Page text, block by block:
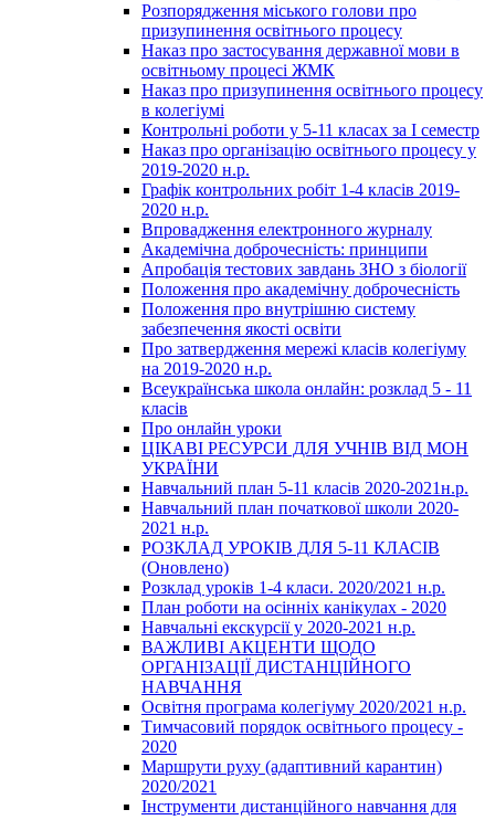
Розпорядження міського голови про
призупинення освітнього процесу
Наказ про застосування державної мови в
освітньому процесі ЖМК
Наказ про призупинення освітнього процесу
в колегіумі
Контрольні роботи у 5-11 класах за І семестр
Наказ про організацію освітнього процесу у
2019-2020 н.р.
Графік контрольних робіт 1-4 класів 2019-
2020 н.р.
Впровадження електронного журналу
Академічна доброчесність: принципи
Апробація тестових завдань ЗНО з біології
Положення про академічну доброчесність
Положення про внутрішню систему
забезпечення якості освіти
Про затвердження мережі класів колегіуму
на 2019-2020 н.р.
Всеукраїнська школа онлайн: розклад 5 - 11
класів
Про онлайн уроки
ЦІКАВІ РЕСУРСИ ДЛЯ УЧНІВ ВІД МОН
УКРАЇНИ
Навчальний план 5-11 класів 2020-2021н.р.
Навчальний план початкової школи 2020-
2021 н.р.
РОЗКЛАД УРОКІВ ДЛЯ 5-11 КЛАСІВ
(Оновлено)
Розклад уроків 1-4 класи. 2020/2021 н.р.
План роботи на осінніх канікулах - 2020
Навчальні екскурсії у 2020-2021 н.р.
ВАЖЛИВІ АКЦЕНТИ ЩОДО
ОРГАНІЗАЦІЇ ДИСТАНЦІЙНОГО
НАВЧАННЯ
Освітня програма колегіуму 2020/2021 н.р.
Тимчасовий порядок освітнього процесу -
2020
Маршрути руху (адаптивний карантин)
2020/2021
Інструменти дистанційного навчання для